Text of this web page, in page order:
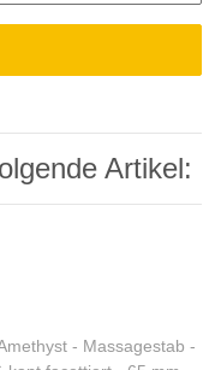
Artikel: